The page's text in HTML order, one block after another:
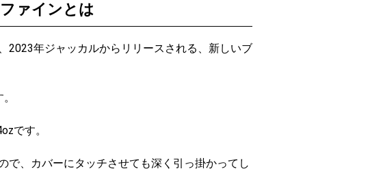
ァインとは
2023年ジャッカルからリリースされる、新しいブ
です。
で、カバーにタッチさせても深く引っ掛かってし